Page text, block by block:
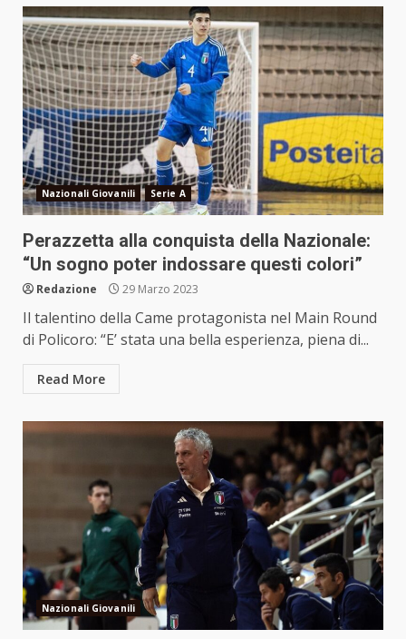
Nazionali Giovanili Serie A
Perazzetta alla conquista della Nazionale:
“Un sogno poter indossare questi colori”
Redazione 29 Marzo 2023
Il talentino della Came protagonista nel Main Round
di Policoro: “E’ stata una bella esperienza, piena di...
Read More
Nazionali Giovanili